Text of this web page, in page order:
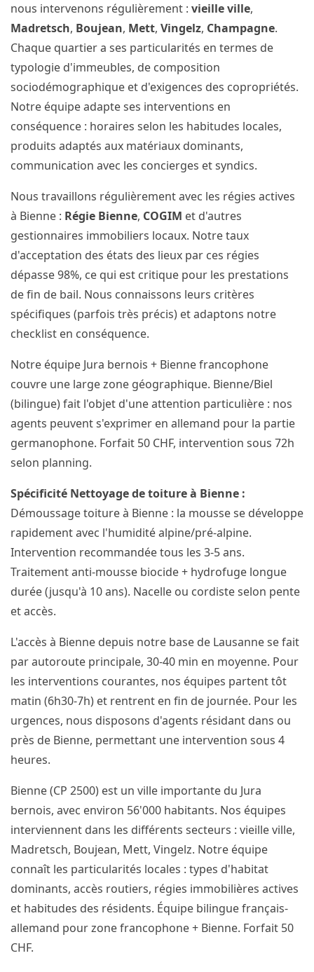
nous intervenons régulièrement : vieille ville,
Madretsch, Boujean, Mett, Vingelz, Champagne.
Chaque quartier a ses particularités en termes de
typologie d'immeubles, de composition
sociodémographique et d'exigences des copropriétés.
Notre équipe adapte ses interventions en
conséquence : horaires selon les habitudes locales,
produits adaptés aux matériaux dominants,
communication avec les concierges et syndics.
Nous travaillons régulièrement avec les régies actives
à Bienne : Régie Bienne, COGIM et d'autres
gestionnaires immobiliers locaux. Notre taux
d'acceptation des états des lieux par ces régies
dépasse 98%, ce qui est critique pour les prestations
de fin de bail. Nous connaissons leurs critères
spécifiques (parfois très précis) et adaptons notre
checklist en conséquence.
Notre équipe Jura bernois + Bienne francophone
couvre une large zone géographique. Bienne/Biel
(bilingue) fait l'objet d'une attention particulière : nos
agents peuvent s'exprimer en allemand pour la partie
germanophone. Forfait 50 CHF, intervention sous 72h
selon planning.
Spécificité Nettoyage de toiture à Bienne :
Démoussage toiture à Bienne : la mousse se développe
rapidement avec l'humidité alpine/pré-alpine.
Intervention recommandée tous les 3-5 ans.
Traitement anti-mousse biocide + hydrofuge longue
durée (jusqu'à 10 ans). Nacelle ou cordiste selon pente
et accès.
L'accès à Bienne depuis notre base de Lausanne se fait
par autoroute principale, 30-40 min en moyenne. Pour
les interventions courantes, nos équipes partent tôt
matin (6h30-7h) et rentrent en fin de journée. Pour les
urgences, nous disposons d'agents résidant dans ou
près de Bienne, permettant une intervention sous 4
heures.
Bienne (CP 2500) est un ville importante du Jura
bernois, avec environ 56'000 habitants. Nos équipes
interviennent dans les différents secteurs : vieille ville,
Madretsch, Boujean, Mett, Vingelz. Notre équipe
connaît les particularités locales : types d'habitat
dominants, accès routiers, régies immobilières actives
et habitudes des résidents. Équipe bilingue français-
allemand pour zone francophone + Bienne. Forfait 50
CHF.